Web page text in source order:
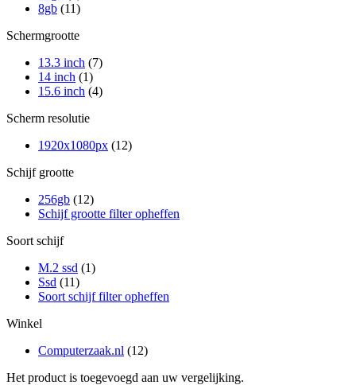
8gb (11)
Schermgrootte
13.3 inch (7)
14 inch (1)
15.6 inch (4)
Scherm resolutie
1920x1080px (12)
Schijf grootte
256gb (12)
Schijf grootte filter opheffen
Soort schijf
M.2 ssd (1)
Ssd (11)
Soort schijf filter opheffen
Winkel
Computerzaak.nl (12)
Het product is toegevoegd aan uw vergelijking.